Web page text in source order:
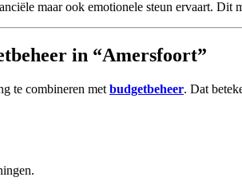
maar ook emotionele steun ervaart. Dit
in “Amersfoort”
te combineren met budgetbeheer. Dat